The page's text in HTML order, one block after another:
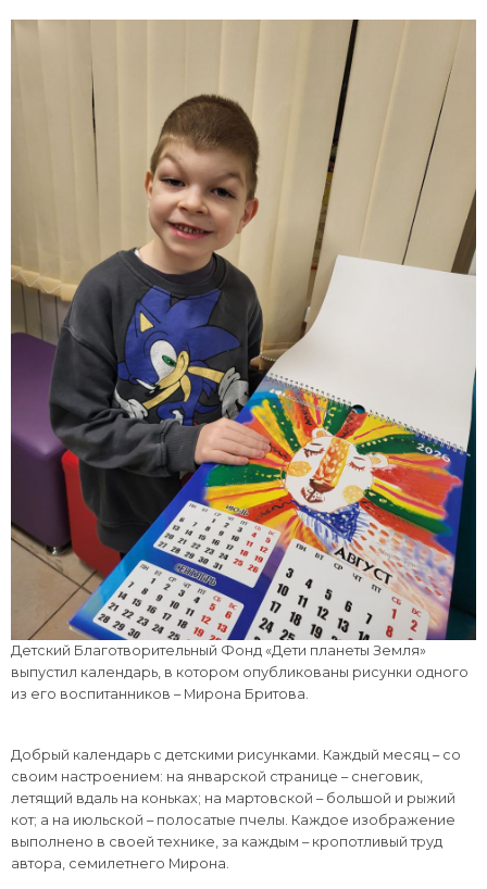
Детский Благотворительный Фонд «Дети планеты Земля»
выпустил календарь, в котором опубликованы рисунки одного
из его воспитанников – Мирона Бритова.
Добрый календарь с детскими рисунками. Каждый месяц – со
своим настроением: на январской странице – снеговик,
летящий вдаль на коньках; на мартовской – большой и рыжий
кот; а на июльской – полосатые пчелы. Каждое изображение
выполнено в своей технике, за каждым – кропотливый труд
автора, семилетнего Мирона.